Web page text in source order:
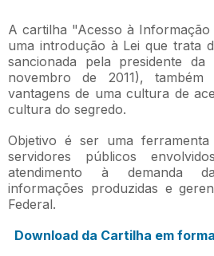
A cartilha "Acesso à
uma introdução à Lei que trata
sancionada pela presidente
novembro de 2011), também
vantagens de uma cultura de
cultura do segredo.
Objetivo é ser uma
servidores públicos
atendimento à demanda
informações produzidas e
Federal.
Download da Cartilha em